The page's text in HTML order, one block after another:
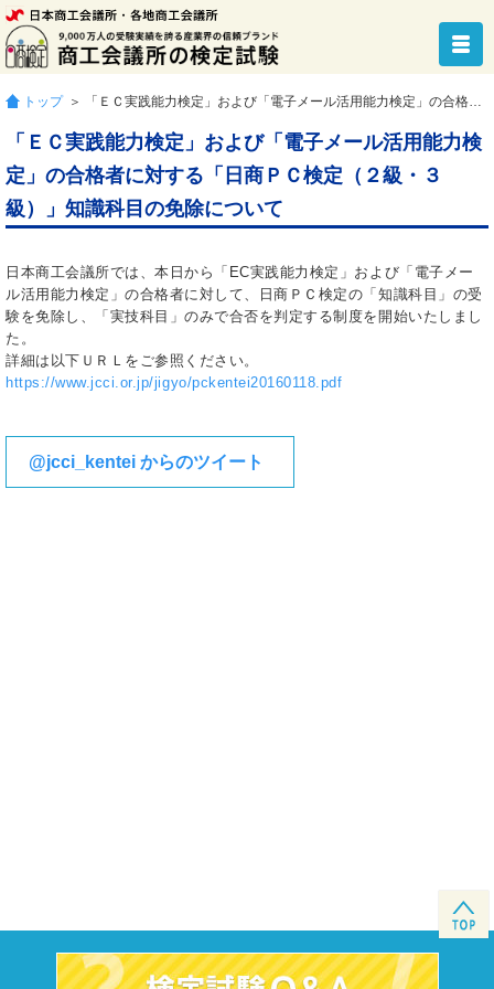
トップ ＞ 「ＥＣ実践能力検定」および「電子メール活用能力検定」の合格者に対する「日商ＰＣ検定（２級・３級）」知識科目の免除について
「ＥＣ実践能力検定」および「電子メール活用能力検
定」の合格者に対する「日商ＰＣ検定（２級・３
級）」知識科目の免除について
日本商工会議所では、本日から「EC実践能力検定」および「電子メー
ル活用能力検定」の合格者に対して、日商ＰＣ検定の「知識科目」の受
験を免除し、「実技科目」のみで合否を判定する制度を開始いたしまし
た。
詳細は以下ＵＲＬをご参照ください。
https://www.jcci.or.jp/jigyo/pckentei20160118.pdf
@jcci_kentei からのツイート